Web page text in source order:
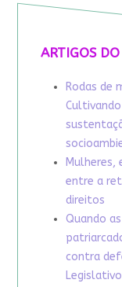
ARTIGOS
Rodas de
Mulheres,
entre a
direitos
Quando
contra
Legislativo